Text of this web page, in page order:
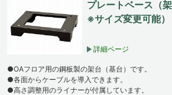
プレートベース（
※サイズ変更可能
詳細ページ
●OAフロア用の鋼板製の架台（基台）です。
●各面からケーブルを導入できます。
●高さ調整用のライナーが付属しています。